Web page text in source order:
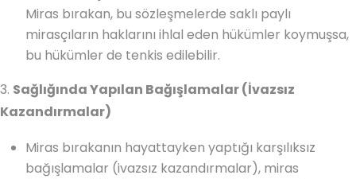
Miras bırakan, bu sözleşmelerde saklı paylı
mirasçıların haklarını ihlal eden hükümler koymuşsa,
bu hükümler de tenkis edilebilir.
3. Sağlığında Yapılan Bağışlamalar (İvazsız
Kazandırmalar)
Miras bırakanın hayattayken yaptığı karşılıksız
bağışlamalar (ivazsız kazandırmalar), miras